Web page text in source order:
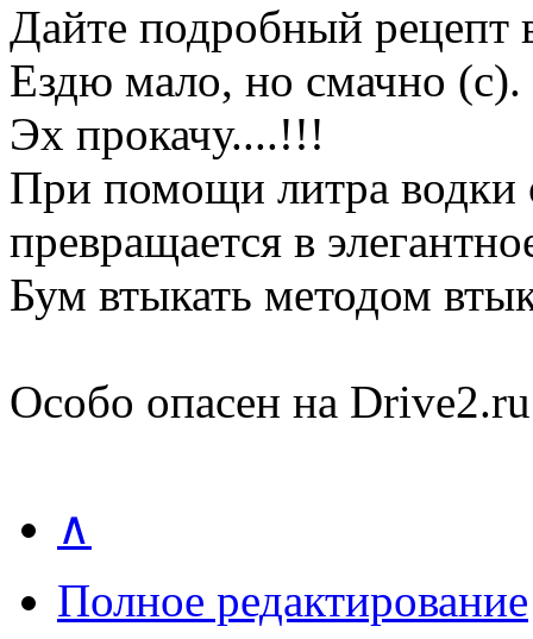
Дайте подробный
Ездю мало, но смачно (c).
Эх прокачу....!!!
При помощи литра водки
превращается в
Бум втыкать методом
Особо опасен на Drive2.ru
∧
Полное редактирование